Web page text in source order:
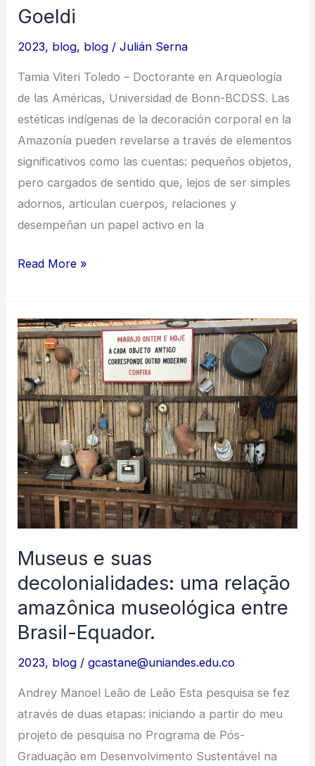
Goeldi
2023, blog, blog /Julián Serna
Tamia Viteri Toledo – Doctorante en Arqueología
de las Américas, Universidad de Bonn-BCDSS. Las
estéticas indígenas de la decoración corporal en la
Amazonía pueden revelarse a través de elementos
significativos como las cuentas: pequeños objetos,
pero cargados de sentido que, lejos de ser simples
adornos, articulan cuerpos, relaciones y
desempeñan un papel activo en la
Estéticas
la
Amazonía:
una
mirada
a
partir
de
la
exposición
del
Museo
Paraense
Emílio
Goeldi
Read More »
Museus e suas
decolonialidades: uma relação
amazônica museológica entre
Brasil-Equador.
2023, blog /gcastane@uniandes.edu.co
Andrey Manoel Leão de Leão Esta pesquisa se fez
através de duas etapas: iniciando a partir do meu
projeto de pesquisa no Programa de Pós-
Graduação em Desenvolvimento Sustentável na